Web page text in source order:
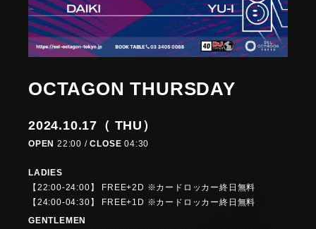
OCTAGON THURSDAY
2024.10.17（ THU）
OPEN 22:00 /CLOSE 04:30
LADIES
【22:00-24:00】 FREE+2D ※カードロッカー終日無料
【24:00-04:30】 FREE+1D ※カードロッカー終日無料
GENTLEMEN